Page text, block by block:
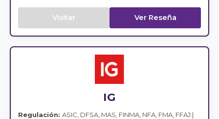
Visitar Ver Reseña
IG
Regulación: ASIC, DFSA, MAS, FINMA, NFA, FMA, FFAJ |